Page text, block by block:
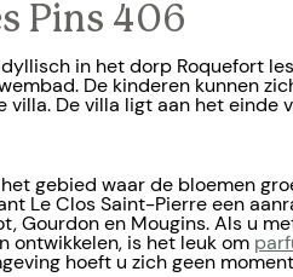
Pins 406
in het dorp Roquefort
De kinderen kunnen
villa. De villa ligt aan het
gebied waar de bloemen
Le Clos Saint-Pierre een
Gourdon en Mougins. Als u
ontwikkelen, is het leuk om
hoeft u zich geen